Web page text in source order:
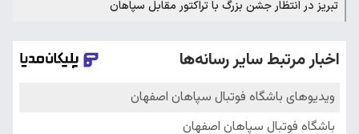
تبریز در انتظار جشن بزرگ با تراکتور مقابل سپاهان